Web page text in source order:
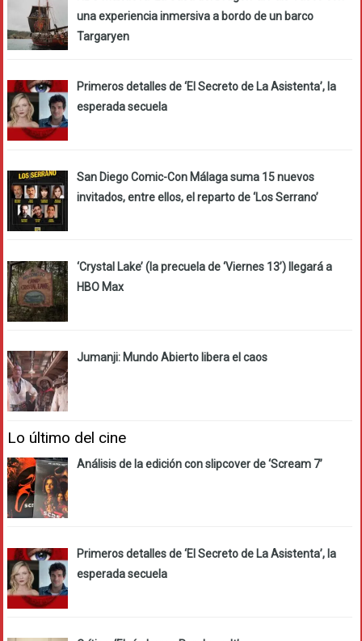
una experiencia inmersiva a bordo de un barco
Targaryen
Primeros detalles de ‘El Secreto de La Asistenta’, la
esperada secuela
San Diego Comic-Con Málaga suma 15 nuevos
invitados, entre ellos, el reparto de ‘Los Serrano’
‘Crystal Lake’ (la precuela de ‘Viernes 13’) llegará a
HBO Max
Jumanji: Mundo Abierto libera el caos
Lo último del cine
Análisis de la edición con slipcover de ‘Scream 7’
Primeros detalles de ‘El Secreto de La Asistenta’, la
esperada secuela